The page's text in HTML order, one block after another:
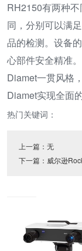
RH2150有两种
同，分别可以满
品的检测。设备
心部件安全精准
Diamet一贯风格
Diamet实现全面
热门关键词：
上一篇：无
下一篇： 威尔逊